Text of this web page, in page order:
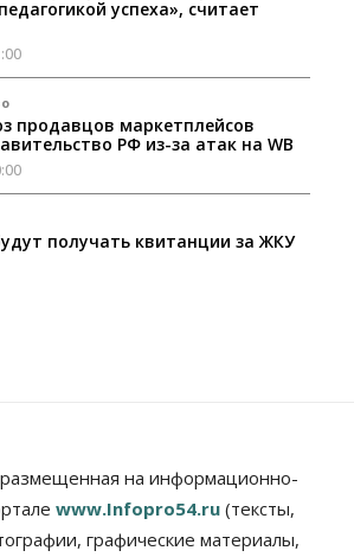
успеха», считает
продавцов маркетплейсов
РФ из-за атак на WB
получать квитанции за ЖКУ
прошёл митинг
о памятниках
на информационно-
www.Infopro54.ru (тексты,
графические материалы,